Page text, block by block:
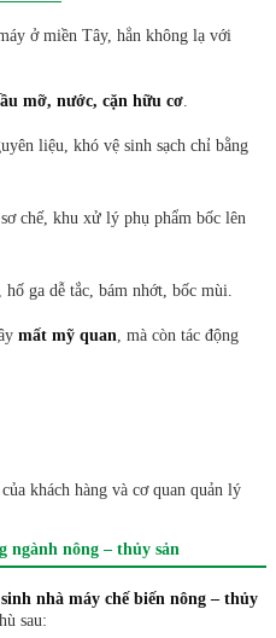
ở miền Tây, hẳn không lạ với
mỡ, nước, cặn hữu cơ.
liệu, khó vệ sinh sạch chỉ bằng
chế, khu xử lý phụ phẩm bốc lên
ga dễ tắc, bám nhớt, bốc mùi.
mất mỹ quan, mà còn tác động
của khách hàng và cơ quan quản lý
ngành nông – thủy sản
nhà máy chế biến nông – thủy
sau: